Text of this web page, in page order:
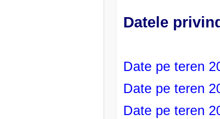
Datele
Date pe teren
Date pe teren
Date pe teren